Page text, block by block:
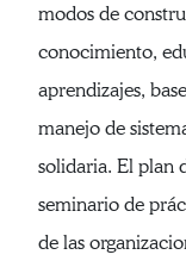
modos de
conocimiento,
aprendizajes,
manejo de
solidaria. El plan
seminario de
de las